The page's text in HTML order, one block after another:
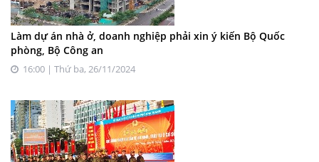
Làm dự án nhà ở, doanh nghiệp phải xin ý kiến Bộ Quốc
phòng, Bộ Công an
16:00 | Thứ ba, 26/11/2024